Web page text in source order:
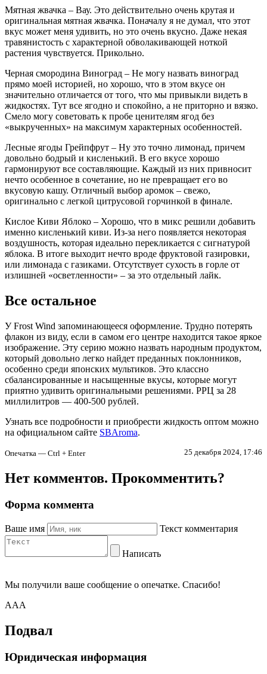
Мятная жвачка – Вау. Это действительно очень крутая и
оригинальная мятная жвачка. Поначалу я не думал, что этот
вкус может меня удивить, но это очень вкусно. Даже некая
травянистость с характерной обволакивающей ноткой
растения чувствуется. Прикольно.
Черная смородина Виноград – Не могу назвать виноград
прямо моей историей, но хорошо, что в этом вкусе он
значительно отличается от того, что мы привыкли видеть в
жидкостях. Тут все ягодно и спокойно, а не приторно и вязко.
Смело могу советовать к пробе ценителям ягод без
«выкрученных» на максимум характерных особенностей.
Лесные ягоды Грейпфрут – Ну это точно лимонад, причем
довольно бодрый и кисленький. В его вкусе хорошо
гармонируют все составляющие. Каждый из них привносит
нечто особенное в сочетание, но не превращает его во
вкусовую кашу. Отличный выбор аромок – свежо,
оригинально с легкой цитрусовой горчинкой в финале.
Кислое Киви Яблоко – Хорошо, что в микс решили добавить
именно кисленький киви. Из-за него появляется некоторая
воздушность, которая идеально перекликается с сигнатурой
яблока. В итоге выходит нечто вроде фруктовой газировки,
или лимонада с газиками. Отсутствует сухость в горле от
излишней «осветленности» – за это отдельный лайк.
Все остальное
У Frost Wind запоминающееся оформление. Трудно потерять
флакон из виду, если в самом его центре находится такое яркое
изображение. Эту серию можно назвать народным продуктом,
который довольно легко найдет преданных поклонников,
особенно среди японских мультиков. Это классно
сбалансированные и насыщенные вкусы, которые могут
приятно удивить оригинальными решениями. РРЦ за 28
миллилитров — 400-500 рублей.
Узнать все подробности и приобрести жидкость оптом можно
на официальном сайте SBAroma.
Опечатка — Ctrl + Enter 25 декабря 2024, 17:46
Нет комментов. Прокомментить?
Форма коммента
Ваше имя Текст комментария
Написать
Мы получили ваше сообщение о опечатке. Спасибо!
AAA
Подвал
Юридическая информация